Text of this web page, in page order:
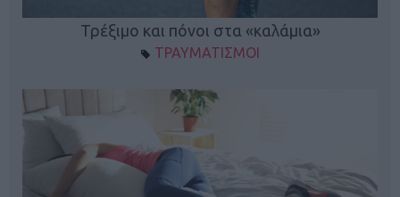
Τρέξιμο και πόνοι στα «καλάμια»
ΤΡΑΥΜΑΤΙΣΜΟΙ